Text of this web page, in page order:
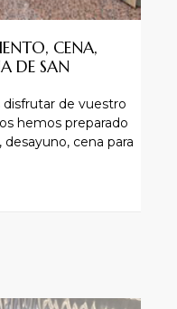
CENA,
DE SAN
disfrutar de vuestro
hemos preparado
cena para